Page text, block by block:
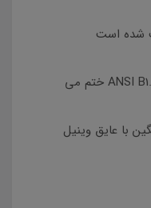
FxF NPT Threaded به ANSI B1.20.1 ختم می
با عایق وینیل